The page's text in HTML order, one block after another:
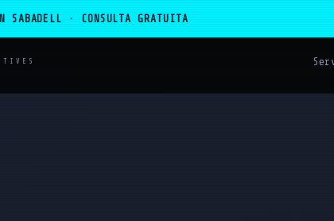
SABADELL · CONSULTA GRATUITA